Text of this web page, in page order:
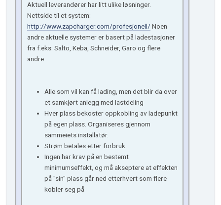
Aktuell leverandører har litt ulike løsninger.
Nettside til et system:
http://www.zapcharger.com/profesjonell/ Noen
andre aktuelle systemer er basert på ladestasjoner
fra f.eks: Salto, Keba, Schneider, Garo og flere
andre.
Alle som vil kan få lading, men det blir da over
et samkjørt anlegg med lastdeling
Hver plass bekoster oppkobling av ladepunkt
på egen plass. Organiseres gjennom
sammeiets installatør.
Strøm betales etter forbruk
Ingen har krav på en bestemt
minimumseffekt, og må akseptere at effekten
på "sin" plass går ned etterhvert som flere
kobler seg på